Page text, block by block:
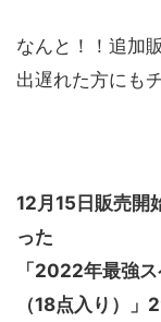
なんと！！追加
出遅れた方にも
12月15日販売開
った
「2022年最強
（18点入り）